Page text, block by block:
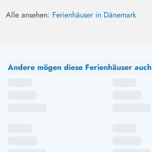
Alle ansehen: Ferienhäuser in Dänemark
Andere mögen diese Ferienhäuser auch